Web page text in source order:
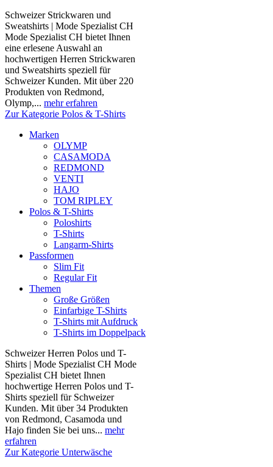
Schweizer Strickwaren und
Sweatshirts | Mode Spezialist CH
Mode Spezialist CH bietet Ihnen
eine erlesene Auswahl an
hochwertigen Herren Strickwaren
und Sweatshirts speziell für
Schweizer Kunden. Mit über 220
Produkten von Redmond,
Olymp,... mehr erfahren
Zur Kategorie Polos & T-Shirts
Marken
OLYMP
CASAMODA
REDMOND
VENTI
HAJO
TOM RIPLEY
Polos & T-Shirts
Poloshirts
T-Shirts
Langarm-Shirts
Passformen
Slim Fit
Regular Fit
Themen
Große Größen
Einfarbige T-Shirts
T-Shirts mit Aufdruck
T-Shirts im Doppelpack
Schweizer Herren Polos und T-
Shirts | Mode Spezialist CH Mode
Spezialist CH bietet Ihnen
hochwertige Herren Polos und T-
Shirts speziell für Schweizer
Kunden. Mit über 34 Produkten
von Redmond, Casamoda und
Hajo finden Sie bei uns... mehr
erfahren
Zur Kategorie Unterwäsche